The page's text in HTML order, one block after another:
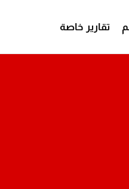
تقارير خاصة